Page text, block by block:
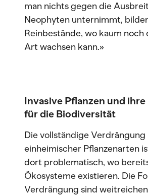
man nichts gegen die
Neophyten unternimmt,
Reinbestände, wo kaum noch
Art wachsen kann.»
Invasive Pflanzen und
für die Biodiversität
Die vollständige Verdrängung
einheimischer Pflanzenarten
dort problematisch, wo
Ökosysteme existieren. Die
Verdrängung sind